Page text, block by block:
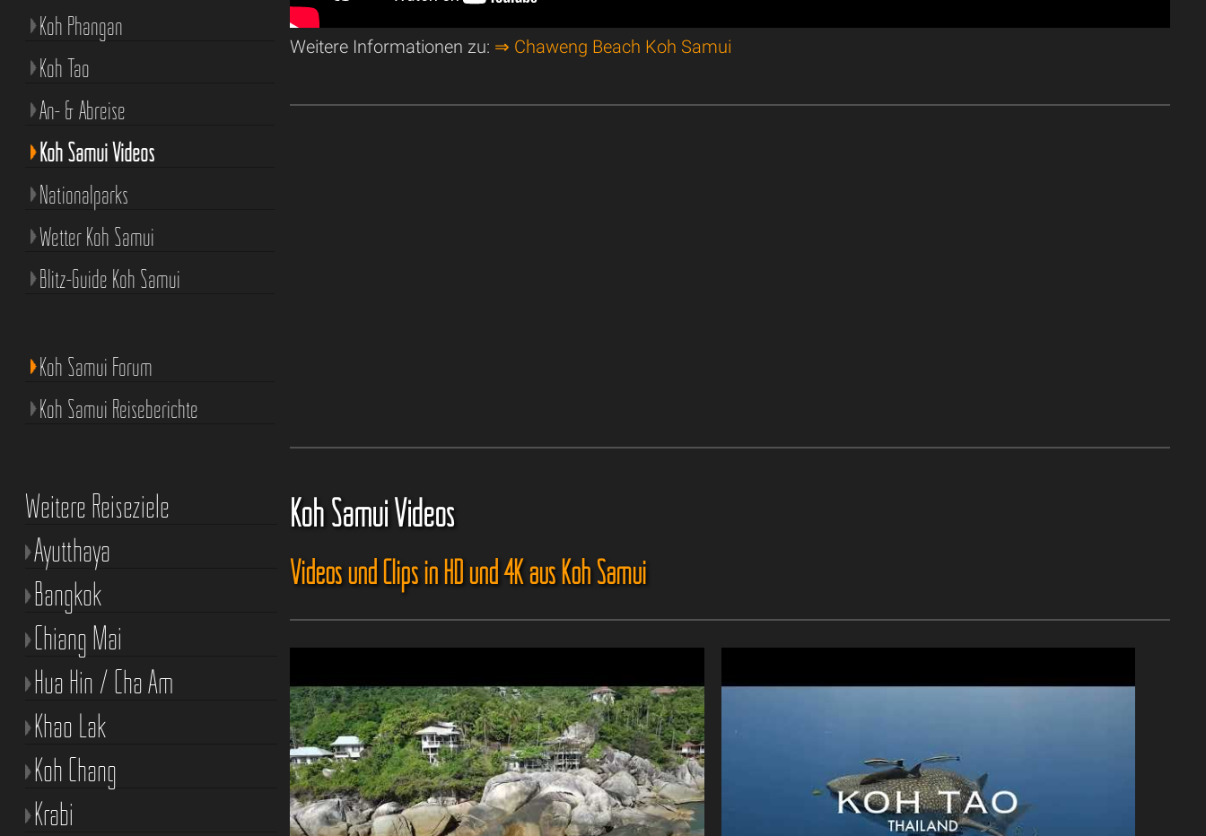
Weitere Informationen zu: ⇒ Chaweng Beach Koh Samui
Koh Samui Videos
Videos und Clips in HD und 4K aus Koh Samui
Koh Phangan
Koh Tao
An- & Abreise
Koh Samui Videos
Nationalparks
Wetter Koh Samui
Blitz-Guide Koh Samui
Koh Samui Forum
Koh Samui Reiseberichte
Weitere Reiseziele
Ayutthaya
Bangkok
Chiang Mai
Hua Hin / Cha Am
Khao Lak
Koh Chang
Krabi